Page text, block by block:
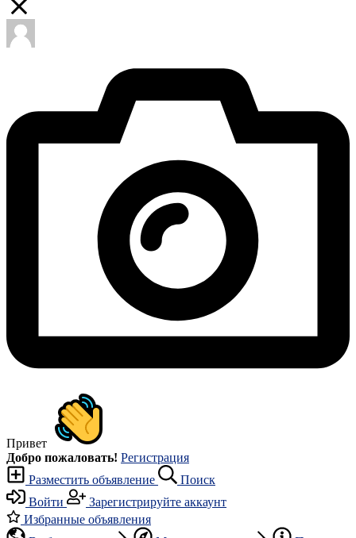
Привет
Добро пожаловать! Регистрация
Разместить объявление
Поиск
Войти
Зарегистрируйте аккаунт
Избранные объявления